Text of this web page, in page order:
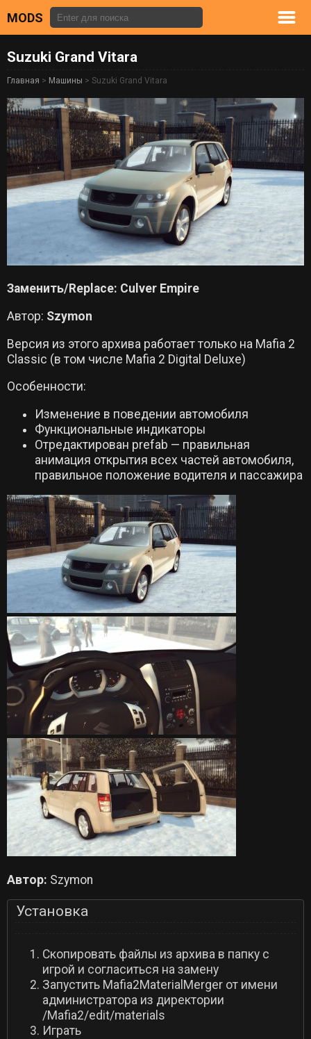
MODS
Suzuki Grand Vitara
Главная > Машины > Suzuki Grand Vitara
Заменить/Replace: Culver Empire
Автор: Szymon
Версия из этого архива работает только на Mafia 2
Classic (в том числе Mafia 2 Digital Deluxe)
Особенности:
Изменение в поведении автомобиля
Функциональные индикаторы
Отредактирован prefab — правильная
анимация открытия всех частей автомобиля,
правильное положение водителя и пассажира
Автор: Szymon
Установка
Скопировать файлы из архива в папку с
игрой и согласиться на замену
Запустить Mafia2MaterialMerger от имени
администратора из директории
/Mafia2/edit/materials
Играть